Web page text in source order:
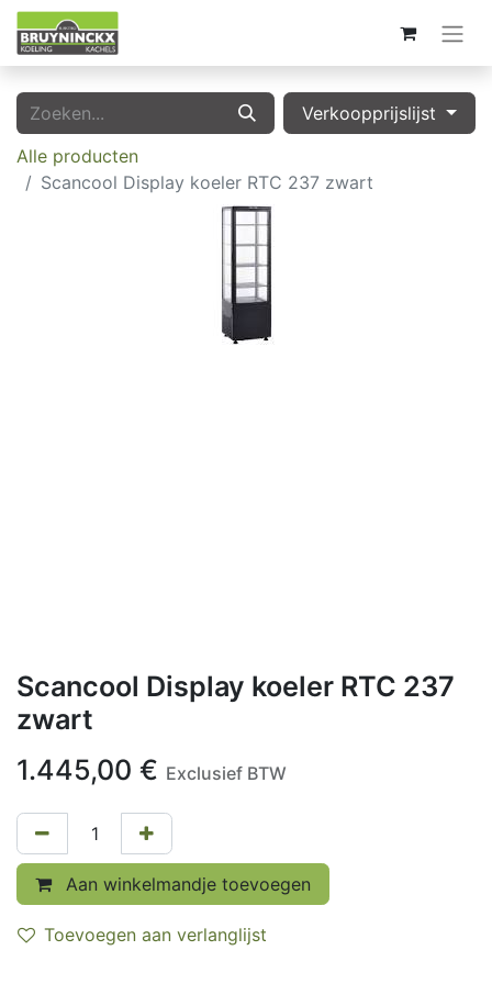
Verkoopprijslijst
Alle producten
Scancool Display koeler RTC 237 zwart
Scancool Display koeler RTC 237
zwart
1.445,00 € Exclusief BTW
Aan winkelmandje toevoegen
Toevoegen aan verlanglijst